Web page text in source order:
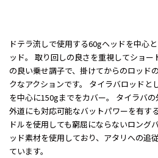
ドテラ流しで使用する60gヘッドを中心
ッド。 取り回しの良さを重視してショ
の良い乗せ調子で、掛けてからのロッド
クなアクションです。 タイラバロッド
を中心に150gまでをカバー。 タイラバ
外道にも対応可能なバットパワーを有す
ドルを使用しても窮屈にならないロング
ッド素材を使用しており、アタリへの追
ています。